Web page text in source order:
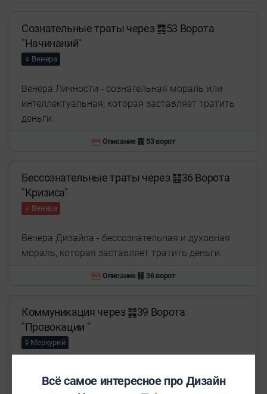
Сознательные траты через ䷴53 Ворота
"Начинаний"
♀ Венера
Венера Личности - сознательная мораль или
интеллектуальная, которая заставляет тратить
деньги.
Описание ䷴ 53 ворот
Бессознательные траты через ䷣36 Ворота
"Кризиса"
♀ Венера
Венера Дизайна - бессознательная и духовная
мораль, которая заставляет тратить деньги.
Описание ䷣ 36 ворот
Коммуникация через ䷦39 Ворота
"Провокации "
☿ Меркурий
нашего личного послания, которым так или
Всё самое интересное про Дизайн